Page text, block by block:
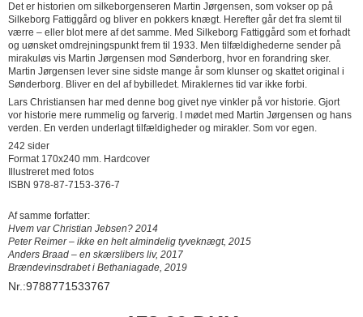
Det er historien om silkeborgenseren Martin Jørgensen, som vokser op på
Silkeborg Fattiggård og bliver en pokkers knægt. Herefter går det fra slemt til
værre – eller blot mere af det samme. Med Silkeborg Fattiggård som et forhadt
og uønsket omdrejningspunkt frem til 1933. Men tilfældighederne sender på
mirakuløs vis Martin Jørgensen mod Sønderborg, hvor en forandring sker.
Martin Jørgensen lever sine sidste mange år som klunser og skattet original i
Sønderborg. Bliver en del af bybilledet. Miraklernes tid var ikke forbi.
Lars Christiansen har med denne bog givet nye vinkler på vor historie. Gjort
vor historie mere rummelig og farverig. I mødet med Martin Jørgensen og hans
verden. En verden underlagt tilfældigheder og mirakler. Som vor egen.
242 sider
Format 170x240 mm. Hardcover
Illustreret med fotos
ISBN 978-87-7153-376-7
Af samme forfatter:
Hvem var Christian Jebsen? 2014
Peter Reimer – ikke en helt almindelig tyveknægt, 2015
Anders Braad – en skærslibers liv, 2017
Brændevinsdrabet i Bethaniagade, 2019
Nr.:9788771533767